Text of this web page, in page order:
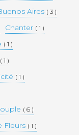
Aires ( 3 )
Chanter ( 1 )
( 1 )
( 1 )
( 1 )
( 6 )
Fleurs ( 1 )